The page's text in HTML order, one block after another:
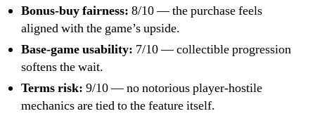
Bonus-buy fairness: 8/10 — the purchase feels
aligned with the game’s upside.
Base-game usability: 7/10 — collectible progression
softens the wait.
Terms risk: 9/10 — no notorious player-hostile
mechanics are tied to the feature itself.